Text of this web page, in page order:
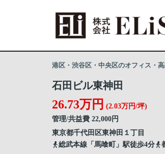
港区・渋谷区・中央区のオフィス・
石田ビル東神田
26.73万円 (2.03万円/坪)
管理/共益費 22,000円
東京都千代田区東神田 １丁目
総武本線「馬喰町」駅徒歩4分